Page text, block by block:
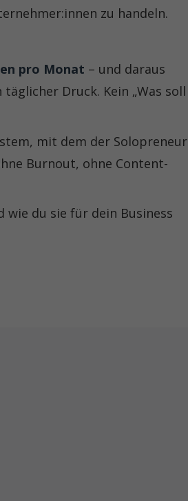
zu handeln.
pro Monat – und daraus
Druck. Kein „Was soll
mit dem der Solopreneur
Burnout, ohne Content-
du sie für dein Business